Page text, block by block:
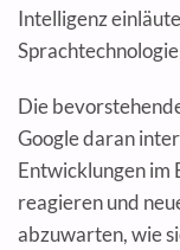
Intelligenz
Die
Google daran
Entwicklungen im
reagieren und
abzuwarten, wie